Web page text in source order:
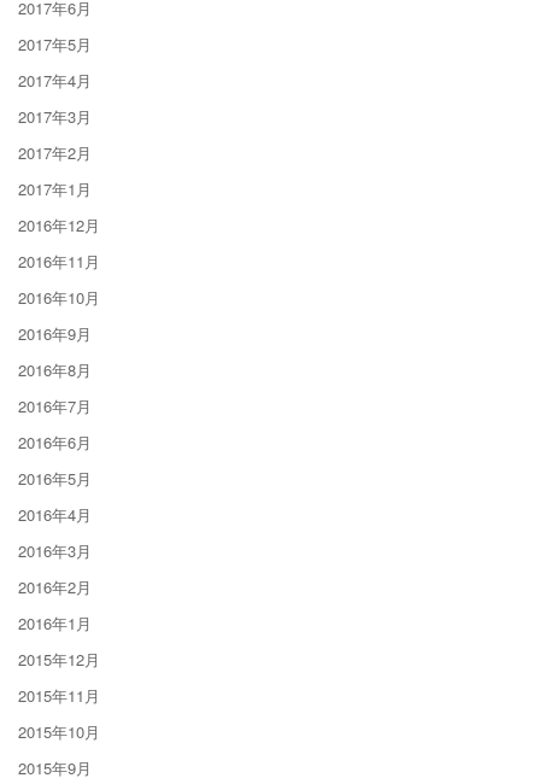
2017年6月
2017年5月
2017年4月
2017年3月
2017年2月
2017年1月
2016年12月
2016年11月
2016年10月
2016年9月
2016年8月
2016年7月
2016年6月
2016年5月
2016年4月
2016年3月
2016年2月
2016年1月
2015年12月
2015年11月
2015年10月
2015年9月